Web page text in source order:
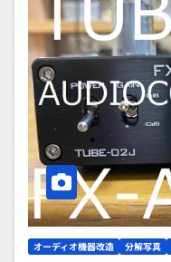
オーディオ機器改造 分解写真